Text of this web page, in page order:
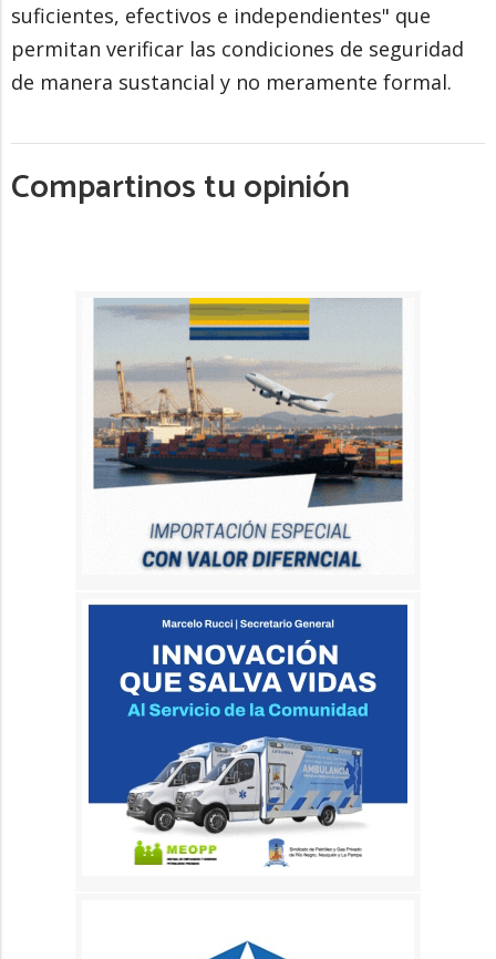
suficientes, efectivos e independientes" que
permitan verificar las condiciones de seguridad
de manera sustancial y no meramente formal.
Compartinos tu opinión